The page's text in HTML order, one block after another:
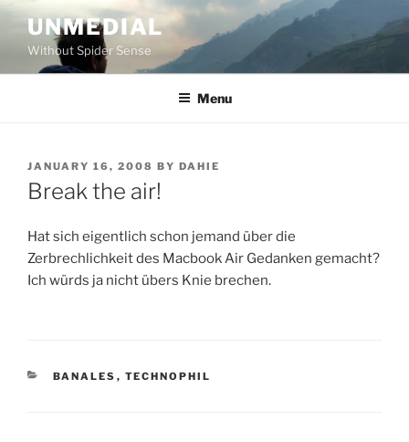
Skip
content
UNMEDIAL
Without Spider Sense
Menu
POSTED
ON
JANUARY 16, 2008 BY DAHIE
Break the air!
Hat sich eigentlich schon jemand über die
Zerbrechlichkeit des Macbook Air Gedanken gemacht?
Ich würds ja nicht übers Knie brechen.
CATEGORIES
BANALES , TECHNOPHIL